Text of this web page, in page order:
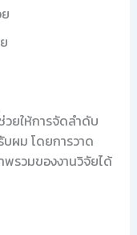
วยให้การจัดลำดับ
ผม โดยการวาด
รวมของงานวิจัยได้